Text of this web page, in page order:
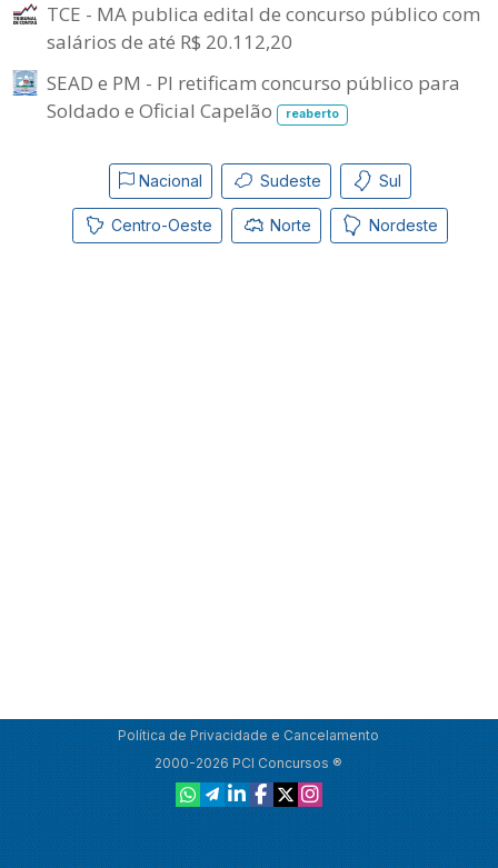
TCE - MA publica edital de concurso público com
salários de até R$ 20.112,20
SEAD e PM - PI retificam concurso público para
Soldado e Oficial Capelão
reaberto
Nacional Sudeste Sul
Centro-Oeste Norte Nordeste
Política de Privacidade e Cancelamento
2000-2026 PCI Concursos ®